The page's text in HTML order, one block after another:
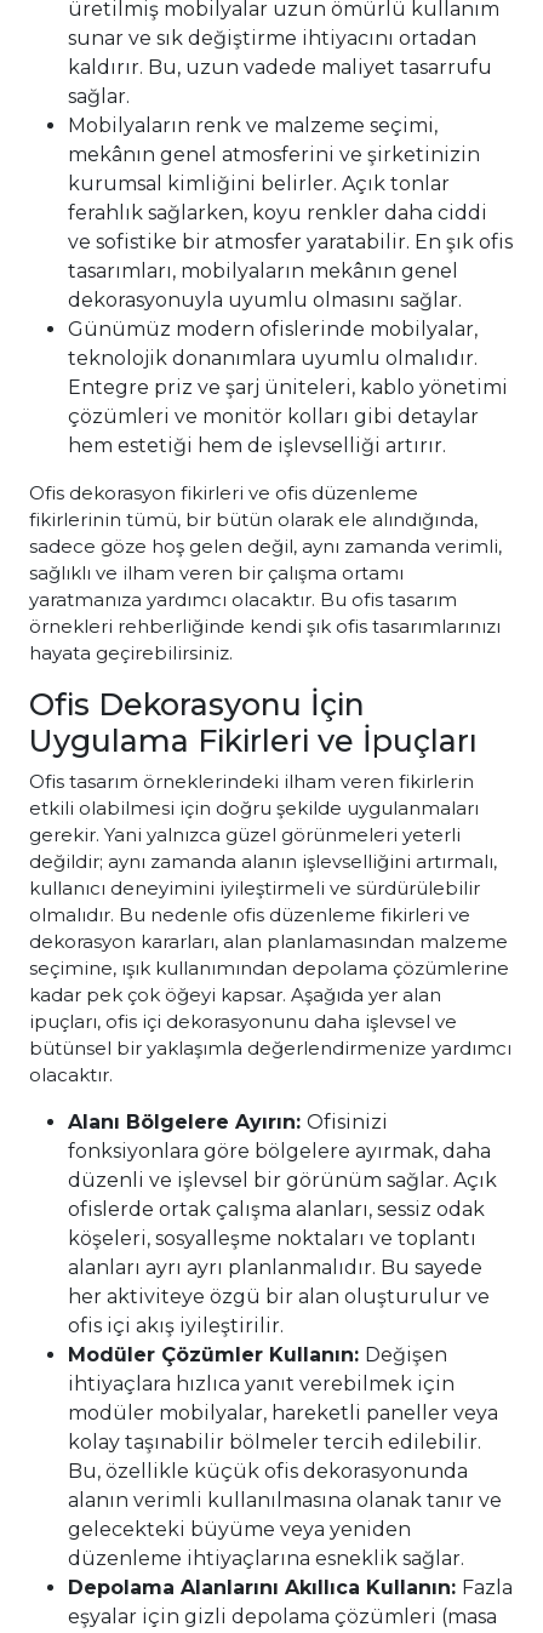
üretilmiş mobilyalar uzun ömürlü kullanım
sunar ve sık değiştirme ihtiyacını ortadan
kaldırır. Bu, uzun vadede maliyet tasarrufu
sağlar.
Mobilyaların renk ve malzeme seçimi,
mekânın genel atmosferini ve şirketinizin
kurumsal kimliğini belirler. Açık tonlar
ferahlık sağlarken, koyu renkler daha ciddi
ve sofistike bir atmosfer yaratabilir. En şık ofis
tasarımları, mobilyaların mekânın genel
dekorasyonuyla uyumlu olmasını sağlar.
Günümüz modern ofislerinde mobilyalar,
teknolojik donanımlara uyumlu olmalıdır.
Entegre priz ve şarj üniteleri, kablo yönetimi
çözümleri ve monitör kolları gibi detaylar
hem estetiği hem de işlevselliği artırır.
Ofis dekorasyon fikirleri ve ofis düzenleme
fikirlerinin tümü, bir bütün olarak ele alındığında,
sadece göze hoş gelen değil, aynı zamanda verimli,
sağlıklı ve ilham veren bir çalışma ortamı
yaratmanıza yardımcı olacaktır. Bu ofis tasarım
örnekleri rehberliğinde kendi şık ofis tasarımlarınızı
hayata geçirebilirsiniz.
Ofis Dekorasyonu İçin
Uygulama Fikirleri ve İpuçları
Ofis tasarım örneklerindeki ilham veren fikirlerin
etkili olabilmesi için doğru şekilde uygulanmaları
gerekir. Yani yalnızca güzel görünmeleri yeterli
değildir; aynı zamanda alanın işlevselliğini artırmalı,
kullanıcı deneyimini iyileştirmeli ve sürdürülebilir
olmalıdır. Bu nedenle ofis düzenleme fikirleri ve
dekorasyon kararları, alan planlamasından malzeme
seçimine, ışık kullanımından depolama çözümlerine
kadar pek çok öğeyi kapsar. Aşağıda yer alan
ipuçları, ofis içi dekorasyonunu daha işlevsel ve
bütünsel bir yaklaşımla değerlendirmenize yardımcı
olacaktır.
Alanı Bölgelere Ayırın: Ofisinizi
fonksiyonlara göre bölgelere ayırmak, daha
düzenli ve işlevsel bir görünüm sağlar. Açık
ofislerde ortak çalışma alanları, sessiz odak
köşeleri, sosyalleşme noktaları ve toplantı
alanları ayrı ayrı planlanmalıdır. Bu sayede
her aktiviteye özgü bir alan oluşturulur ve
ofis içi akış iyileştirilir.
Modüler Çözümler Kullanın: Değişen
ihtiyaçlara hızlıca yanıt verebilmek için
modüler mobilyalar, hareketli paneller veya
kolay taşınabilir bölmeler tercih edilebilir.
Bu, özellikle küçük ofis dekorasyonunda
alanın verimli kullanılmasına olanak tanır ve
gelecekteki büyüme veya yeniden
düzenleme ihtiyaçlarına esneklik sağlar.
Depolama Alanlarını Akıllıca Kullanın: Fazla
eşyalar için gizli depolama çözümleri (masa